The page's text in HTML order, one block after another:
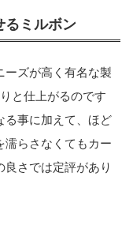
るミルボン
ーズが高く有名な製
と仕上がるのです
る事に加えて、ほど
濡らさなくてもカー
さでは定評があり